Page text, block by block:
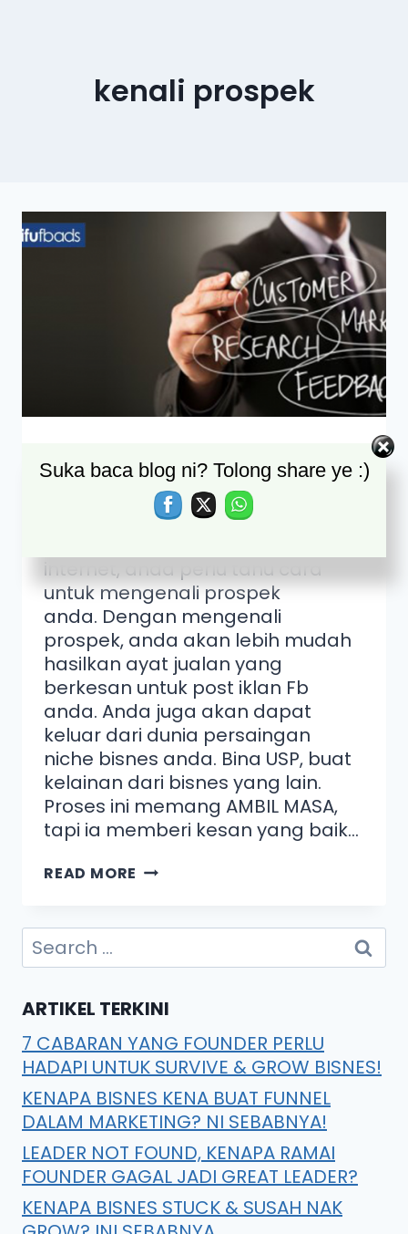
kenali prospek
Cara Kaji Prospek
Untuk Iklan FB Anda
internet, anda perlu tahu cara
untuk mengenali prospek
anda. Dengan mengenali
prospek, anda akan lebih mudah
hasilkan ayat jualan yang
berkesan untuk post iklan Fb
anda. Anda juga akan dapat
keluar dari dunia persaingan
niche bisnes anda. Bina USP, buat
kelainan dari bisnes yang lain.
Proses ini memang AMBIL MASA,
tapi ia memberi kesan yang baik…
READ MORE
ARTIKEL TERKINI
7 CABARAN YANG FOUNDER PERLU
HADAPI UNTUK SURVIVE & GROW BISNES!
KENAPA BISNES KENA BUAT FUNNEL
DALAM MARKETING? NI SEBABNYA!
LEADER NOT FOUND, KENAPA RAMAI
FOUNDER GAGAL JADI GREAT LEADER?
KENAPA BISNES STUCK & SUSAH NAK
Suka baca blog ni? Tolong share ye :)